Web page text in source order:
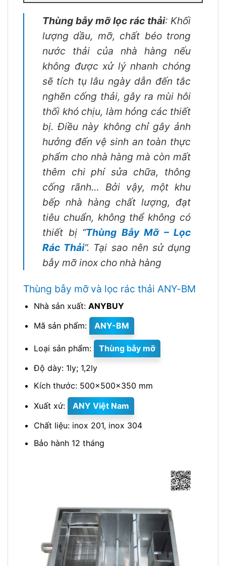
Thùng bẫy mỡ lọc rác thải: Khối
lượng dầu, mỡ, chất béo trong
nước thải của nhà hàng nếu
không được xử lý nhanh chóng
sẽ tích tụ lâu ngày dẫn đến tắc
nghẽn cống thải, gây ra mùi hôi
thối khó chịu, làm hỏng các thiết
bị. Điều này không chỉ gây ảnh
hưởng đến vệ sinh an toàn thực
phẩm cho nhà hàng mà còn mất
thêm chi phí sửa chữa, thông
cống rãnh… Bởi vậy, một khu
bếp nhà hàng chất lượng, đạt
tiêu chuẩn, không thể không có
thiết bị “Thùng Bẫy Mỡ – Lọc
Rác Thải“. Tại sao nên sử dụng
bẫy mỡ inox cho nhà hàng
Thùng bẫy mỡ và lọc rác thải ANY-BM
Nhà sản xuất: ANYBUY
Mã sản phẩm:
ANY-BM
Loại sản phẩm:
Thùng bẫy mỡ
Độ dày: 1ly; 1,2ly
Kích thước: 500x500x350 mm
Xuất xứ:
ANY Việt Nam
Chất liệu: inox 201, inox 304
Bảo hành 12 tháng